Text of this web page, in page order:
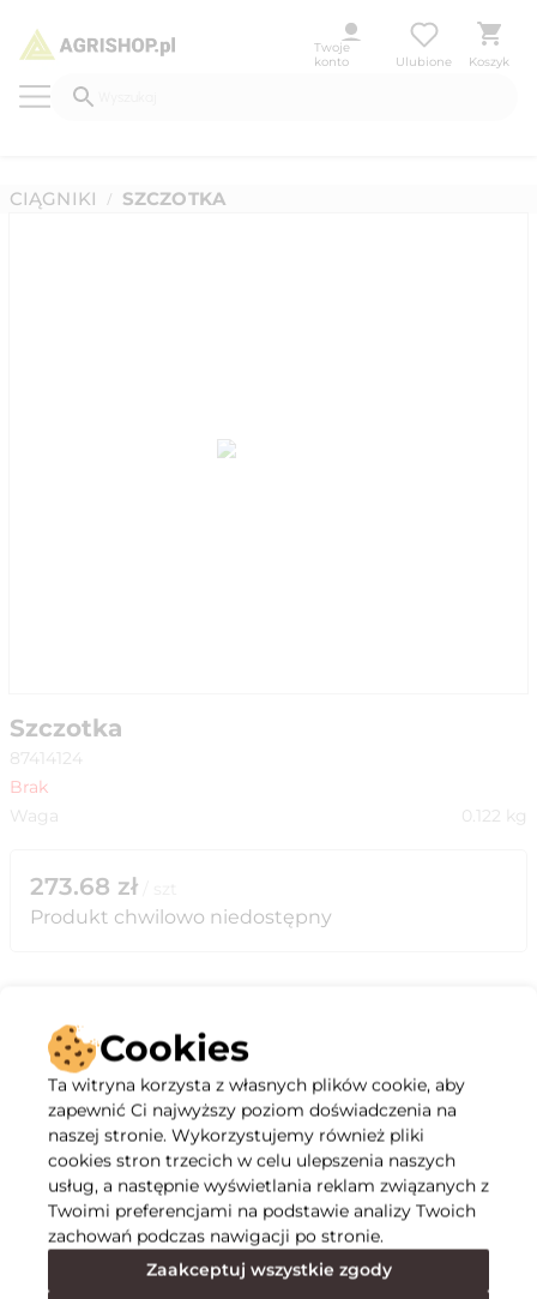
Twoje
konto
Ulubione Koszyk
CIĄGNIKI / SZCZOTKA
Szczotka
87414124
Brak
Waga
0.122 kg
273.68 zł
Produkt chwilowo niedostępny
Opis
Specyfikacja
Polecane
Cookies
Ta witryna korzysta z własnych plików cookie, aby
zapewnić Ci najwyższy poziom doświadczenia na
naszej stronie. Wykorzystujemy również pliki
cookies stron trzecich w celu ulepszenia naszych
usług, a następnie wyświetlania reklam związanych z
Twoimi preferencjami na podstawie analizy Twoich
zachowań podczas nawigacji po stronie.
Zaakceptuj wszystkie zgody